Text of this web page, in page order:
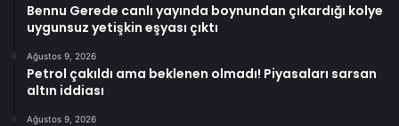
Bennu Gerede canlı yayında boynundan çıkardığı kolye
uygunsuz yetişkin eşyası çıktı
Ağustos 9, 2026
Petrol çakıldı ama beklenen olmadı! Piyasaları sarsan
altın iddiası
Ağustos 9, 2026